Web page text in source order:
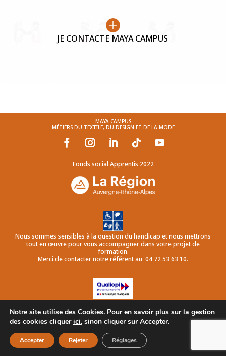
JE CONTACTE MAYA CAMPUS
MAYA CAMPUS
MÉTIERS DU TEXTILE, DU DESIGN ET DE LA MODE
Fonds social Apprentis 2022
Nous sommes sensibles à la question du handicap et nous mettrons
tout en œuvre pour vous accompagner dans votre projet de
formation.
Merci de contacter notre référent au 04 72 53 63 10.
au titre de la catégorie d’action suivante :
ACTIONS DE FORMATION PAR APPRENTISSAGE
Conditions Générales de Vente
Mentions Légales et Confidentialité
Agence de communication :Frelonbleu
Notre site utilise des Cookies. Pour en savoir plus sur la gestion
des cookies cliquerici, sinon cliquer sur Accepter.
Accepter Rejeter Réglages